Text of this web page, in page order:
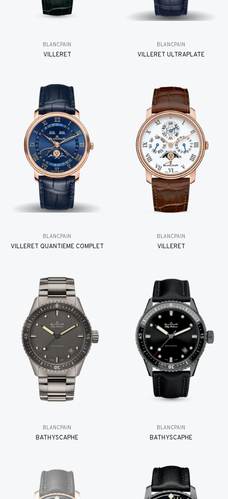
BLANCPAIN
VILLERET
BLANCPAIN
VILLERET ULTRAPLATE
BLANCPAIN
VILLERET QUANTIÈME COMPLET
BLANCPAIN
VILLERET
BLANCPAIN
BATHYSCAPHE
BLANCPAIN
BATHYSCAPHE